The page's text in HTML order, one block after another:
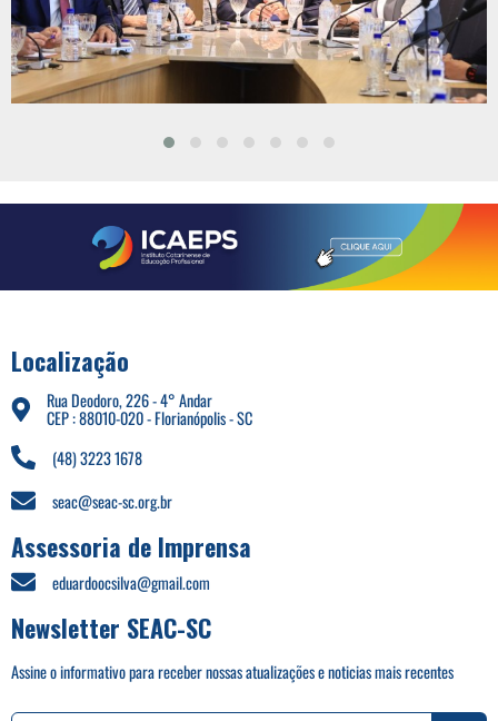
Localização
Rua Deodoro, 226 - 4° Andar
CEP : 88010-020 - Florianópolis - SC
(48) 3223 1678
seac@seac-sc.org.br
Assessoria de Imprensa
eduardoocsilva@gmail.com
Newsletter SEAC-SC
Assine o informativo para receber nossas atualizações e noticias mais recentes